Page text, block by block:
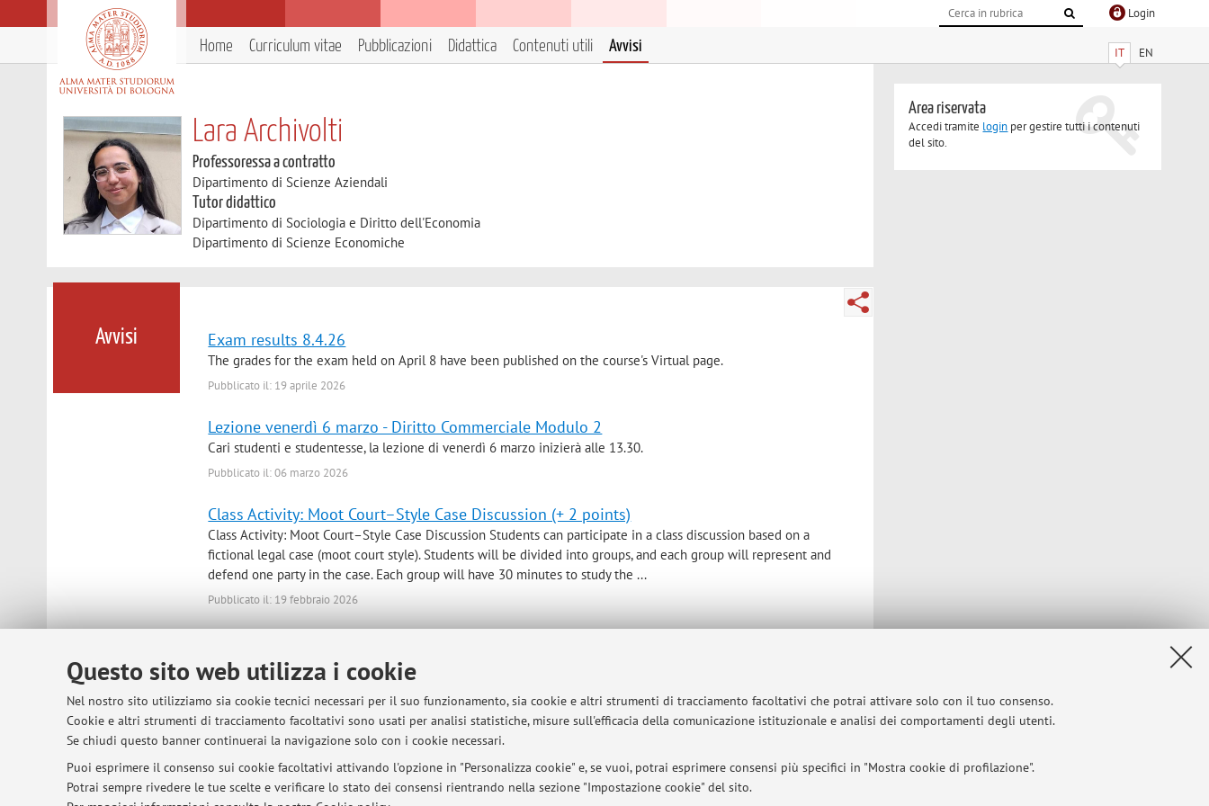
Questo sito web utilizza i cookie
Nel nostro sito utilizziamo sia cookie tecnici necessari per il suo funzionamento, sia cookie e altri strumenti di tracciamento facoltativi che potrai attivare solo con il tuo consenso.
Cookie e altri strumenti di tracciamento facoltativi sono usati per analisi statistiche, misure sull'efficacia della comunicazione istituzionale e analisi dei comportamenti degli utenti.
Se chiudi questo banner continuerai la navigazione solo con i cookie necessari.
Puoi esprimere il consenso sui cookie facoltativi attivando l'opzione in "Personalizza cookie" e, se vuoi, potrai esprimere consensi più specifici in "Mostra cookie di profilazione".
Potrai sempre rivedere le tue scelte e verificare lo stato dei consensi rientrando nella sezione "Impostazione cookie" del sito.
Login
IT EN
Home Curriculum vitae Pubblicazioni Didattica Contenuti utili Avvisi
Lara Archivolti
Professoressa a contratto
Dipartimento di Scienze Aziendali
Tutor didattico
Dipartimento di Sociologia e Diritto dell'Economia
Dipartimento di Scienze Economiche
Avvisi Exam results 8.4.26
The grades for the exam held on April 8 have been published on the course's Virtual page.
Pubblicato il: 19 aprile 2026
Lezione venerdì 6 marzo - Diritto Commerciale Modulo 2
Cari studenti e studentesse, la lezione di venerdì 6 marzo inizierà alle 13.30.
Pubblicato il: 06 marzo 2026
Class Activity: Moot Court–Style Case Discussion (+ 2 points)
Class Activity: Moot Court–Style Case Discussion Students can participate in a class discussion based on a
fictional legal case (moot court style). Students will be divided into groups, and each group will represent and
defend one party in the case. Each group will have 30 minutes to study the ...
Pubblicato il: 19 febbraio 2026
Area riservata
Accedi tramite login per gestire tutti i contenuti
del sito.
© 2026 - ALMA MATER STUDIORUM - Università di Bologna - Via Zamboni, 33 - 40126 Bologna - Partita IVA: 01131710376